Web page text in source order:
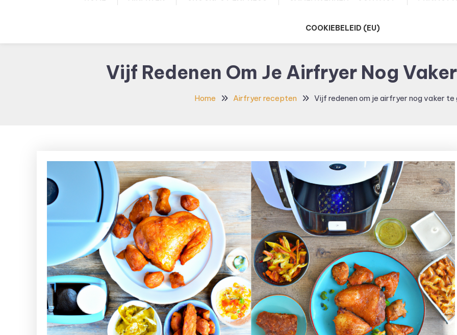
COOKIEBELEID (EU)
Vijf Redenen Om Je Airfryer Nog
Home Airfryer recepten Vijf redenen om je airfryer nog vaker te